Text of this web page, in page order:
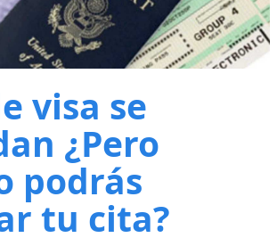
visa se
¿Pero
podrás
tu cita?